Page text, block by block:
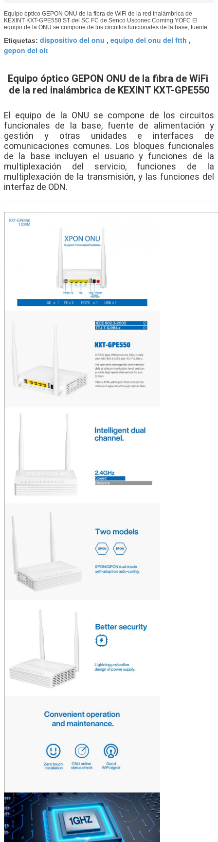
Equipo óptico GEPON ONU de la fibra de WiFi de la red inalámbrica de
KEXINT KXT-GPE550 ST del SC FC de Senco Usconec Corning YOFC El
equipo de la ONU se compone de los circuitos funcionales de la base, fuente ...
Etiquetas: dispositivo del onu , equipo del onu del ftth ,
gepon del olt
Equipo óptico GEPON ONU de la fibra de WiFi
de la red inalámbrica de KEXINT KXT-GPE550
El equipo de la ONU se compone de los circuitos
funcionales de la base, fuente de alimentación y
gestión y otras unidades e interfaces de
comunicaciones comunes. Los bloques funcionales
de la base incluyen el usuario y funciones de la
multiplexación del servicio, funciones de la
multiplexación de la transmisión, y las funciones del
interfaz de ODN.